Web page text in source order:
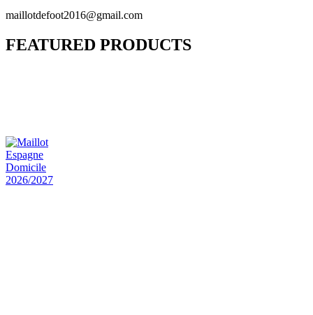
maillotdefoot2016@gmail.com
FEATURED PRODUCTS